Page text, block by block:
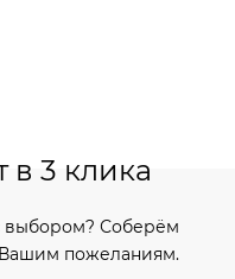
в 3 клика
выбором? Соберём
пожеланиям.